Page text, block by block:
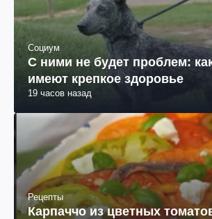
Социум
С ними не будет проблем:
имеют крепкое здоровье
19 часов назад
Рецепты
Карпаччо из цветных